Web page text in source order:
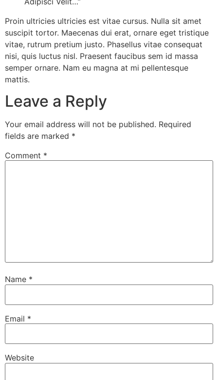
Proin ultricies ultricies est vitae cursus. Nulla sit amet
suscipit tortor. Maecenas dui erat, ornare eget tristique
vitae, rutrum pretium justo. Phasellus vitae consequat
nisi, quis luctus nisl. Praesent faucibus sem id massa
semper ornare. Nam eu magna at mi pellentesque
mattis.
Leave a Reply
Your email address will not be published. Required
fields are marked *
Comment *
Name *
Email *
Website